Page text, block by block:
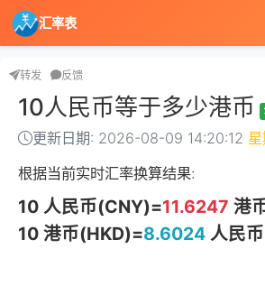
汇率表
转发 反馈
10人民币等于多少港币
更新日期: 2026-08-09 14:20:12
根据当前实时汇率换算结果:
10 人民币(CNY)=11.6247 港
10 港币(HKD)=8.6024人民